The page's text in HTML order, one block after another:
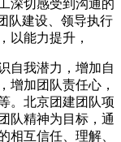
深切感受到沟通的
队建设、领导执行
以能力提升，
自我潜力，增加自
增加团队责任心，
。北京团建团队项
队精神为目标，通
相互信任、理解、